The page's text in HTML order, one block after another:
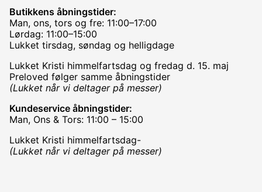
Butikkens åbningstider:
Man, ons, tors og fre: 11:00–17:00
Lørdag: 11:00–15:00
Lukket tirsdag, søndag og helligdage
Lukket Kristi himmelfartsdag og fredag d. 15. maj
Preloved følger samme åbningstider
(Lukket når vi deltager på messer)
Kundeservice åbningstider:
Man, Ons & Tors: 11:00 – 15:00
Lukket Kristi himmelfartsdag-
(Lukket når vi deltager på messer)